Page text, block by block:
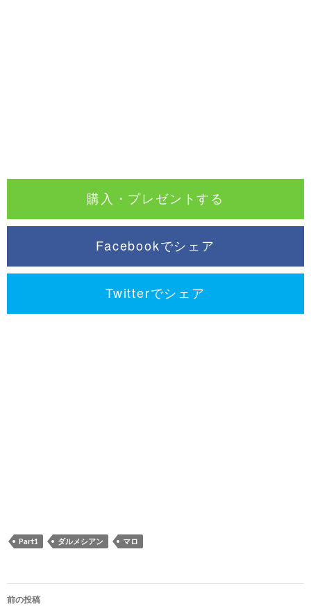
購入・プレゼントする
Facebookでシェア
Twitterでシェア
Part1 ダルメシアン マロ
前の投稿